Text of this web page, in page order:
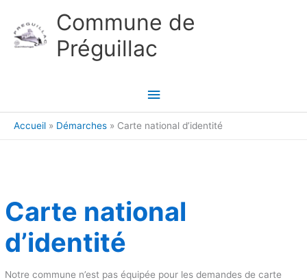
Commune de
Préguillac
Menu
principal
Accueil Démarches Carte national d’identité
Carte national
d’identité
Notre commune n’est pas équipée pour les demandes de carte